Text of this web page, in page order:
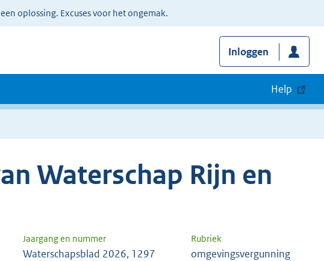
oplossing. Excuses voor het ongemak.
Inloggen
Help
Waterschap Rijn en
Jaargang en nummer Rubriek
Waterschapsblad 2026, 1297 omgevingsvergunning